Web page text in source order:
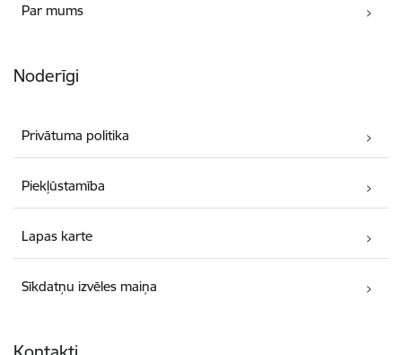
Par mums
Noderīgi
Privātuma politika
Piekļūstamība
Lapas karte
Sīkdatņu izvēles maiņa